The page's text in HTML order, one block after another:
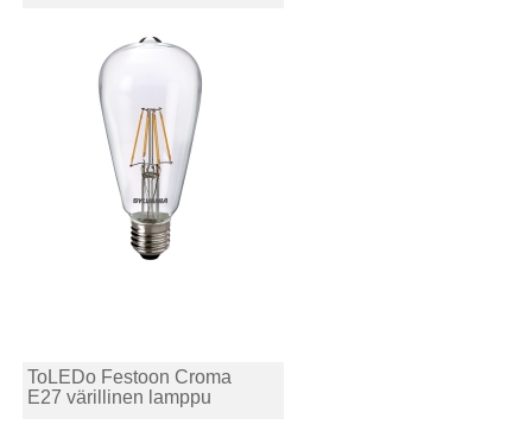
ToLEDo Festoon Croma
E27 värillinen lamppu